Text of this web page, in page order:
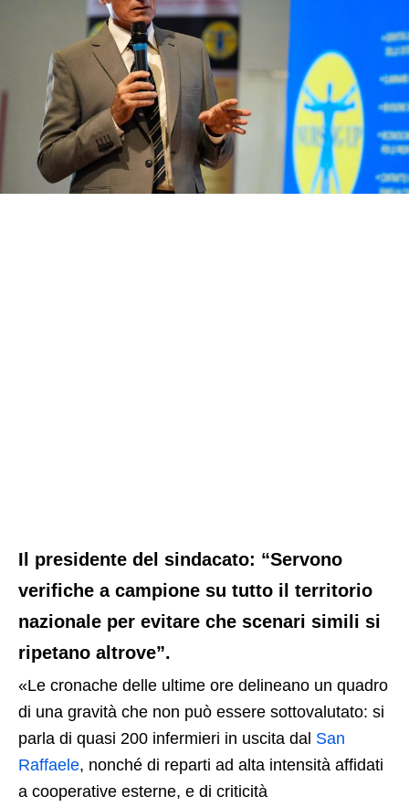
Il presidente del sindacato: “Servono
verifiche a campione su tutto il territorio
nazionale per evitare che scenari simili si
ripetano altrove”.
«Le cronache delle ultime ore delineano un quadro
di una gravità che non può essere sottovalutato: si
parla di quasi 200 infermieri in uscita dal San
Raffaele, nonché di reparti ad alta intensità affidati
a cooperative esterne, e di criticità